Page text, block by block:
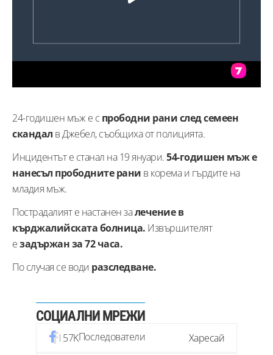
24-годишен мъж е с прободни рани след семеен
скандал в Джебел, съобщиха от полицията.
Инцидентът е станал на 19 януари.54-годишен мъж е
нанесъл прободните рани в корема и гърдите на
младия мъж.
Пострадалият е настанен залечение в
кърджалийската болница. Извършителят
езадържан за 72 часа.
По случая се води разследване.
СОЦИАЛНИ МРЕЖИ
57KПоследователи Харесай